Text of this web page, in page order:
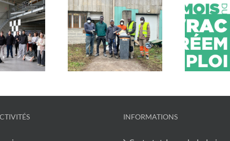
du Cœur x
: un chantier
et engagé
En mars, c’est le mois du
vrac et du réemploi !
INFORMATIONS